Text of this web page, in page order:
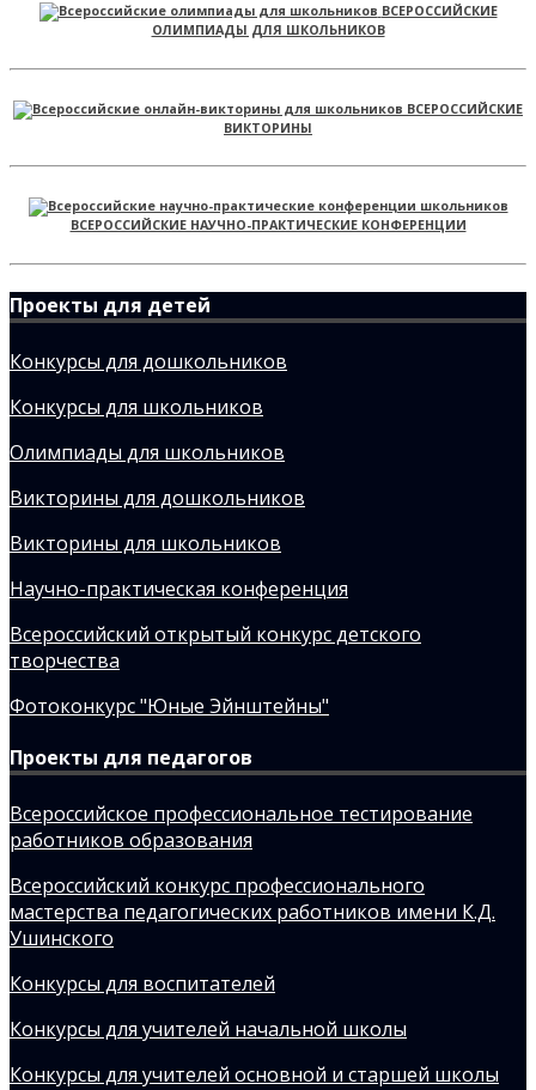
ВСЕРОССИЙСКИЕ
ОЛИМПИАДЫ ДЛЯ ШКОЛЬНИКОВ
ВСЕРОССИЙСКИЕ
ВИКТОРИНЫ
ВСЕРОССИЙСКИЕ НАУЧНО-ПРАКТИЧЕСКИЕ КОНФЕРЕНЦИИ
Проекты для детей
Конкурсы для дошкольников
Конкурсы для школьников
Олимпиады для школьников
Викторины для дошкольников
Викторины для школьников
Научно-практическая конференция
Всероссийский открытый конкурс детского
творчества
Фотоконкурс "Юные Эйнштейны"
Проекты для педагогов
Всероссийское профессиональное тестирование
работников образования
Всероссийский конкурс профессионального
мастерства педагогических работников имени К.Д.
Ушинского
Конкурсы для воспитателей
Конкурсы для учителей начальной школы
Конкурсы для учителей основной и старшей школы